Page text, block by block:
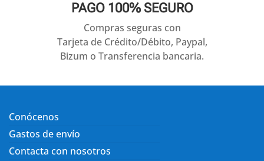
PAGO 100% SEGURO
Compras seguras con
Tarjeta de Crédito/Débito, Paypal,
Bizum o Transferencia bancaria.
Conócenos
Gastos de envío
Contacta con nosotros